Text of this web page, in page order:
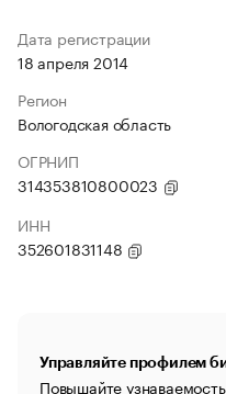
Дата регистрации
18 апреля 2014
Регион
Вологодская область
ОГРНИП
314353810800023
ИНН
352601831148
Управляйте профилем
Повышайте